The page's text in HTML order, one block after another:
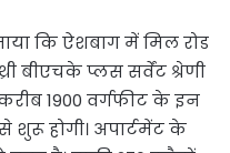
कि ऐशबाग में मिल रोड
बीएचके प्लस सर्वेंट श्रेणी
1900 वर्गफीट के इन
शुरू होगी। अपार्टमेंट के